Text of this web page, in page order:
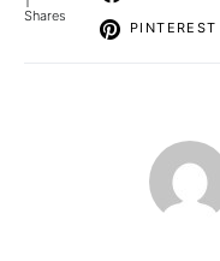
Shares
PINTEREST